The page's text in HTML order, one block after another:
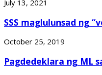
July 13, 2021
SSS maglulunsad ng
October 25, 2019
Pagdedeklara ng ML